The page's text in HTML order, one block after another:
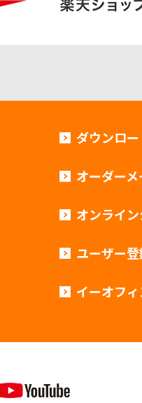
ダウンロー
オーダーメ
オンライ
ユーザー
イーオフィ